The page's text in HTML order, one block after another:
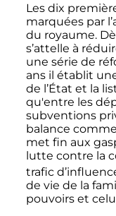
Les dix
marquées par
du royaume.
s’attelle à
une série de
ans il établit
de l’État et la
qu'entre les
subventions
balance
met fin aux
lutte contre la
trafic
de vie de la
pouvoirs et